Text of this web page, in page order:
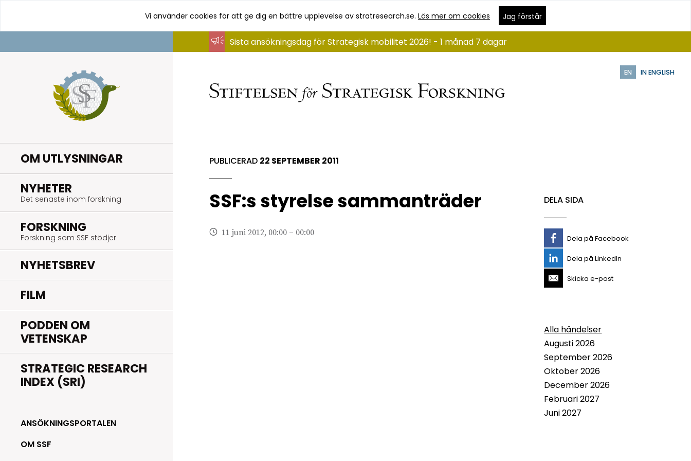
innehåll
Vi använder cookies för att ge dig en bättre upplevelse av stratresearch.se.Läs mer om cookies Jag förstår
EN IN ENGLISH
OM UTLYSNINGAR
NYHETER
Det senaste inom forskning
FORSKNING
Forskning som SSF stödjer
NYHETSBREV
FILM
PODDEN OM
VETENSKAP
STRATEGIC RESEARCH
INDEX (SRI)
ANSÖKNINGSPORTALEN
OM SSF
Sista ansökningsdag för Strategisk mobilitet 2026! - 1 månad 7 dagar
PUBLICERAD 22 SEPTEMBER 2011
SSF:s styrelse sammanträder
11 juni 2012, 00:00 – 00:00
DELA SIDA
Dela på Facebook
Dela på LinkedIn
Skicka e-post
Alla händelser
Augusti 2026
September 2026
Oktober 2026
December 2026
Februari 2027
Juni 2027